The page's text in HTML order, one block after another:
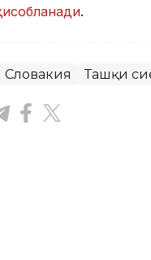
.
Словакия Ташқи